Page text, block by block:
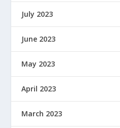
July 2023
June 2023
May 2023
April 2023
March 2023